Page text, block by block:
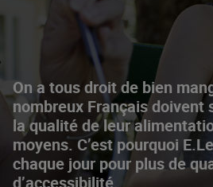
On a tous droit de bien
nombreux Français doivent
la qualité de leur
moyens. C’est pourquoi
chaque jour pour plus de
d’accessibilité.